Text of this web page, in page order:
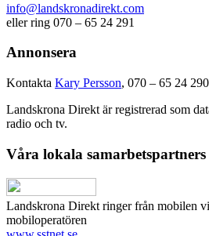
info@landskronadirekt.com
eller ring 070 – 65 24 291
Annonsera
Kontakta Kary Persson, 070 – 65 24 290
Landskrona Direkt är registrerad som
radio och tv.
Våra lokala samarbetspartners
Landskrona Direkt ringer från mobilen
mobiloperatören